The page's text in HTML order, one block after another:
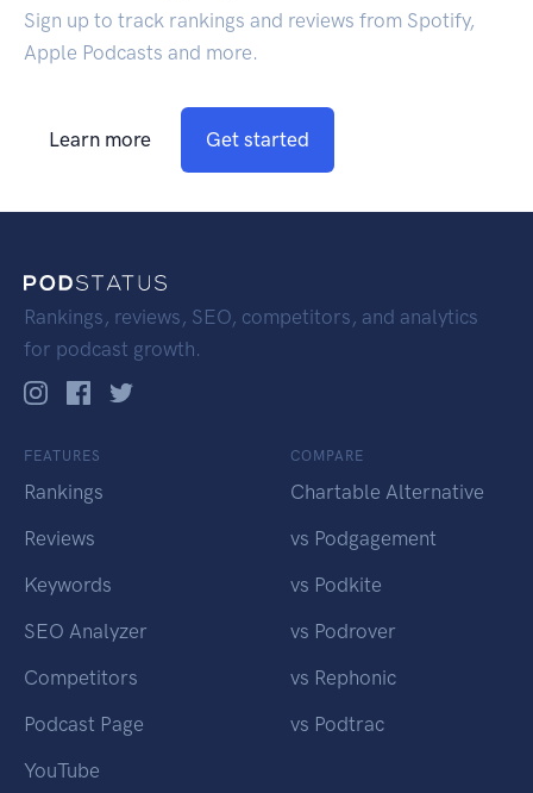
Sign up to track rankings and reviews from Spotify,
Apple Podcasts and more.
Learn more Get started
Rankings, reviews, SEO, competitors, and analytics
for podcast growth.
FEATURES
Rankings
Reviews
Keywords
SEO Analyzer
Competitors
Podcast Page
YouTube
COMPARE
Chartable Alternative
vs Podgagement
vs Podkite
vs Podrover
vs Rephonic
vs Podtrac